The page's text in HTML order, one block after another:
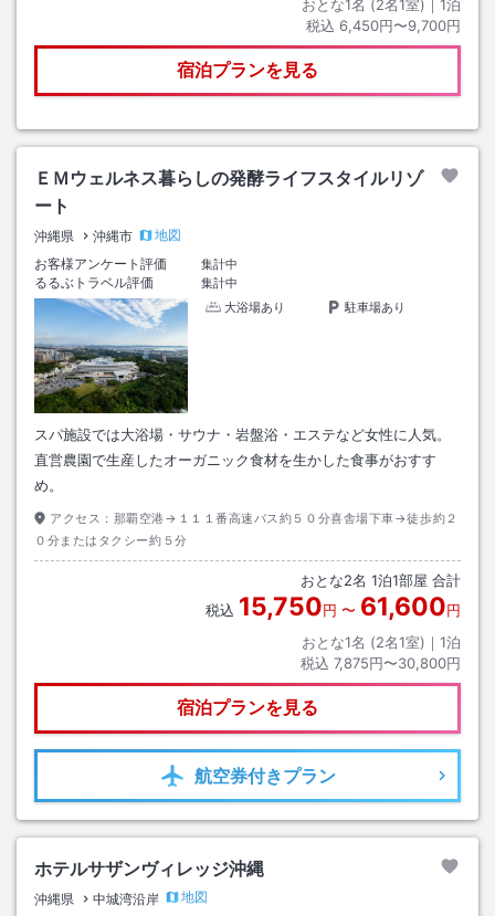
おとな1名 (2名1室)｜ 1泊
税込 6,450円〜9,700円
宿泊プランを見る
ＥＭウェルネス暮らしの発酵ライフスタイルリゾ
ート
沖縄県 沖縄市
地図
お客様アンケート評価
集計中
るるぶトラベル評価
集計中
大浴場あり
駐車場あり
スパ施設では大浴場・サウナ・岩盤浴・エステなど女性に人気。
直営農園で生産したオーガニック食材を生かした食事がおすす
め。
アクセス： 那覇空港→１１１番高速バス約５０分喜舎場下車→徒歩約２
０分またはタクシー約５分
おとな2名 1泊1部屋 合計
税込 15,750円 〜 61,600円
おとな1名 (2名1室)｜ 1泊
税込 7,875円〜30,800円
宿泊プランを見る
航空券付きプラン
ホテルサザンヴィレッジ沖縄
沖縄県 中城湾沿岸
地図